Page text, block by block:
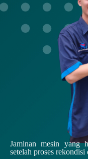
Jaminan mesin yang
setelah proses